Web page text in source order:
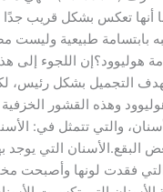
أنها تعكس بشكل قريب جدًا
بابتسامة طبيعية وليست
هوليوود؟إن اللجوء إلى
التجميل بشكل رئيس،
وهذه القشور الخزفية
والتي تتمثل في:
البقع.الأسنان التي
فقدت لونها وأصبحت